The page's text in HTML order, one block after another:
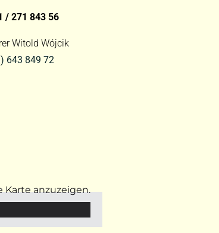
/ 271 843 56
Witold Wójcik
643 849 72
Karte anzuzeigen.